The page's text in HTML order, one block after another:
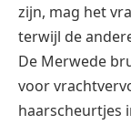
zijn, mag het
terwijl de
De Merwede
voor
haarscheurtjes